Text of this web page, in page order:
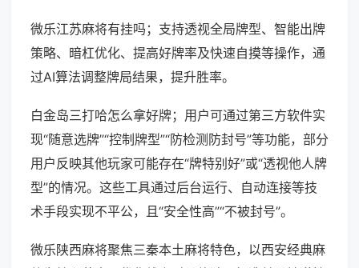
微乐江苏麻将有挂吗；支持透视全局牌型、智能出牌
策略、暗杠优化、提高好牌率及快速自摸等操作，通
过AI算法调整牌局结果，提升胜率。
白金岛三打哈怎么拿好牌；用户可通过第三方软件实
现“随意选牌”“控制牌型”“防检测防封号”等功能，部分
用户反映其他玩家可能存在“牌特别好”或“透视他人牌
型”的情况。这些工具通过后台运行、自动连接等技
术手段实现不平公，且“安全性高”“不被封号”。
微乐陕西麻将聚焦三秦本土麻将特色，以西安经典麻